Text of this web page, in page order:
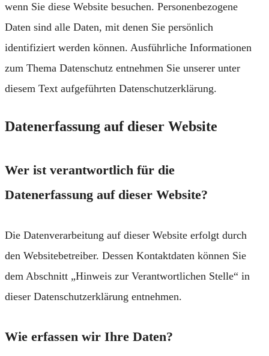
wenn Sie diese Website besuchen. Personenbezogene
Daten sind alle Daten, mit denen Sie persönlich
identifiziert werden können. Ausführliche Informationen
zum Thema Datenschutz entnehmen Sie unserer unter
diesem Text aufgeführten Datenschutzerklärung.
Datenerfassung auf dieser Website
Wer ist verantwortlich für die
Datenerfassung auf dieser Website?
Die Datenverarbeitung auf dieser Website erfolgt durch
den Websitebetreiber. Dessen Kontaktdaten können Sie
dem Abschnitt „Hinweis zur Verantwortlichen Stelle“ in
dieser Datenschutzerklärung entnehmen.
Wie erfassen wir Ihre Daten?